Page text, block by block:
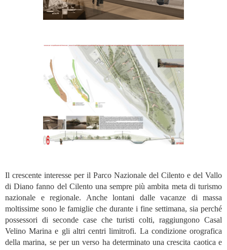
Il crescente interesse per il Parco Nazionale del Cilento e del Vallo
di Diano fanno del Cilento una sempre più ambita meta di turismo
nazionale e regionale. Anche lontani dalle vacanze di massa
moltissime sono le famiglie che durante i fine settimana, sia perché
possessori di seconde case che turisti colti, raggiungono Casal
Velino Marina e gli altri centri limitrofi. La condizione orografica
della marina, se per un verso ha determinato una crescita caotica e